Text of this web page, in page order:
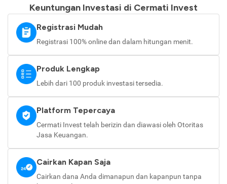
Keuntungan Investasi di Cermati Invest
Registrasi Mudah
Registrasi 100% online dan dalam hitungan menit.
Produk Lengkap
Lebih dari 100 produk investasi tersedia.
Platform Tepercaya
Cermati Invest telah berizin dan diawasi oleh Otoritas
Jasa Keuangan.
Cairkan Kapan Saja
Cairkan dana Anda dimanapun dan kapanpun tanpa